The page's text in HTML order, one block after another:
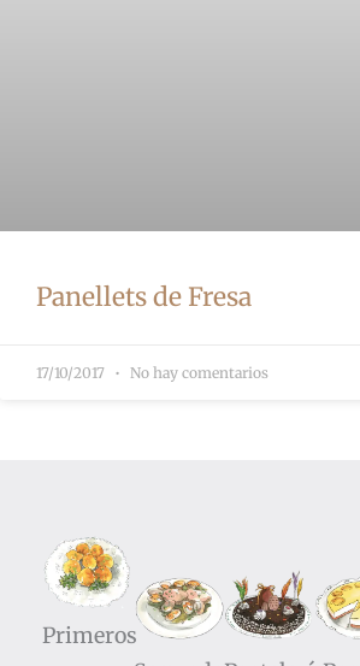
Panellets de Fresa
17/10/2017 No hay comentarios
Primeros